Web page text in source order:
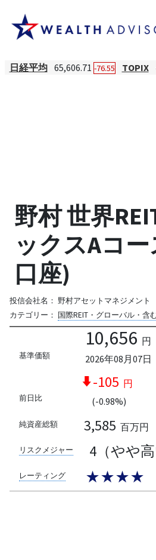
日経平均 65,606.71 -76.55 TOPIX
野村 世界
ックスAコ
口座)
投信会社名： 野村アセットマネジメント
カテゴリー： 国際REIT・グローバル・含
基準価額
10,656 円
2026年08月07日
前日比
-105 円
(-0.98%)
純資産総額 3,585 百万円
リスクメジャー 4（やや高
レーティング ★★★★